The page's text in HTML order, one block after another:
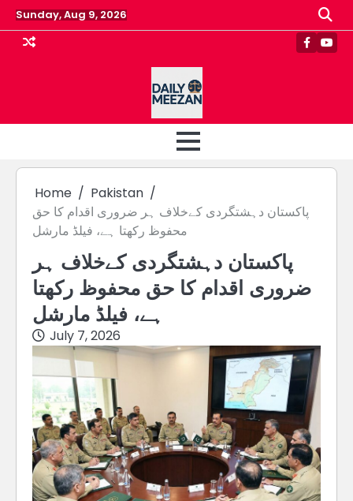
Skip
to
content
Sunday, Aug 9, 2026
Home
Pakistan
پاکستان دہشتگردی کےخلاف ہر ضروری اقدام کا حق
محفوظ رکھتا ہے، فیلڈ مارشل
پاکستان دہشتگردی کےخلاف ہر
ضروری اقدام کا حق محفوظ رکھتا
ہے، فیلڈ مارشل
July 7, 2026